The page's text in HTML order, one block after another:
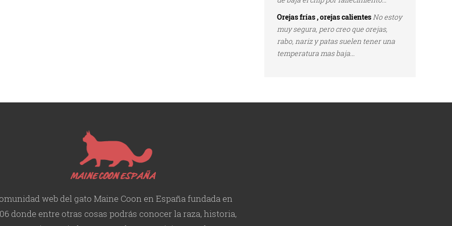
Orejas frías , orejas calientesNo estoy
muy segura, pero creo que orejas,
rabo, nariz y patas suelen tener una
temperatura mas baja...
web del gato Maine Coon en España fundada en
donde entre otras cosas podrás conocer la raza, historia,